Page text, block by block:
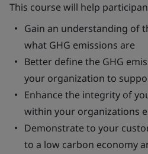
This course will help
Gain an understanding of
what GHG emissions are
Better define the GHG
your organization to
Enhance the integrity of
within your organizations
Demonstrate to your
to a low carbon economy